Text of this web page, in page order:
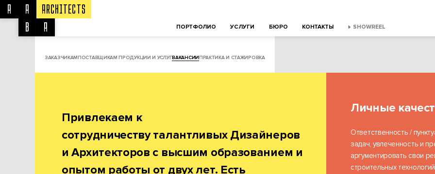
A
A
B
A
ARCHITECTS
ПОРТФОЛИО УСЛУГИ БЮРО КОНТАКТЫ SHOWREEL
ООО «ААБА» © 2003-2022
ЗАКАЗЧИКАМПОСТАВЩИКАМ ПРОДУКЦИИ И УСЛУГВАКАНСИИПРАКТИКА И СТАЖИРОВКА
Привлекаем к
сотрудничеству талантливых Дизайнеров
и Архитекторов с высшим образованием и
опытом работы от двух лет. Есть
Личные
Ответственность /
задач, увлеченность и
аргументировать свои
строительных